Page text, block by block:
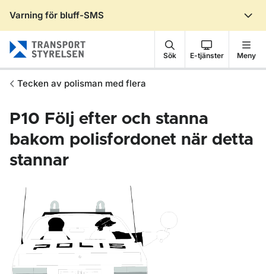
Varning för bluff-SMS
Sök E-tjänster Meny
Tecken av polisman med flera
P10 Följ efter och stanna
bakom polisfordonet när detta
stannar